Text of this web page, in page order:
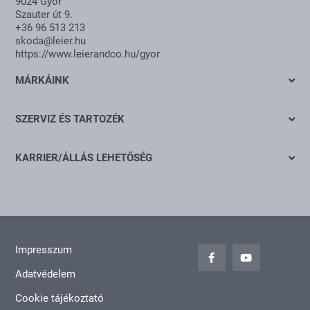
Szauter út 9.
+36 96 513 213
skoda@leier.hu
https://www.leierandco.hu/gyor
MÁRKÁINK
SZERVIZ ÉS TARTOZÉK
Szervizidőpont-foglalás
KARRIER/ÁLLÁS LEHETŐSÉG
Impresszum
Adatvédelem
Cookie tájékoztató